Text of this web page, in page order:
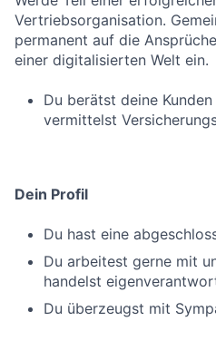
Vertriebsorganisation.
permanent auf die
einer digitalisierten Welt ein.
Du berätst deine
vermittelst
Dein Profil
Du hast eine
Du arbeitest gerne mit
handelst
Du überzeugst mit